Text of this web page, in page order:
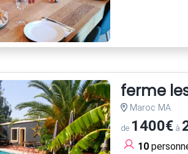
ferme
Maroc MA
de 1400€à
10